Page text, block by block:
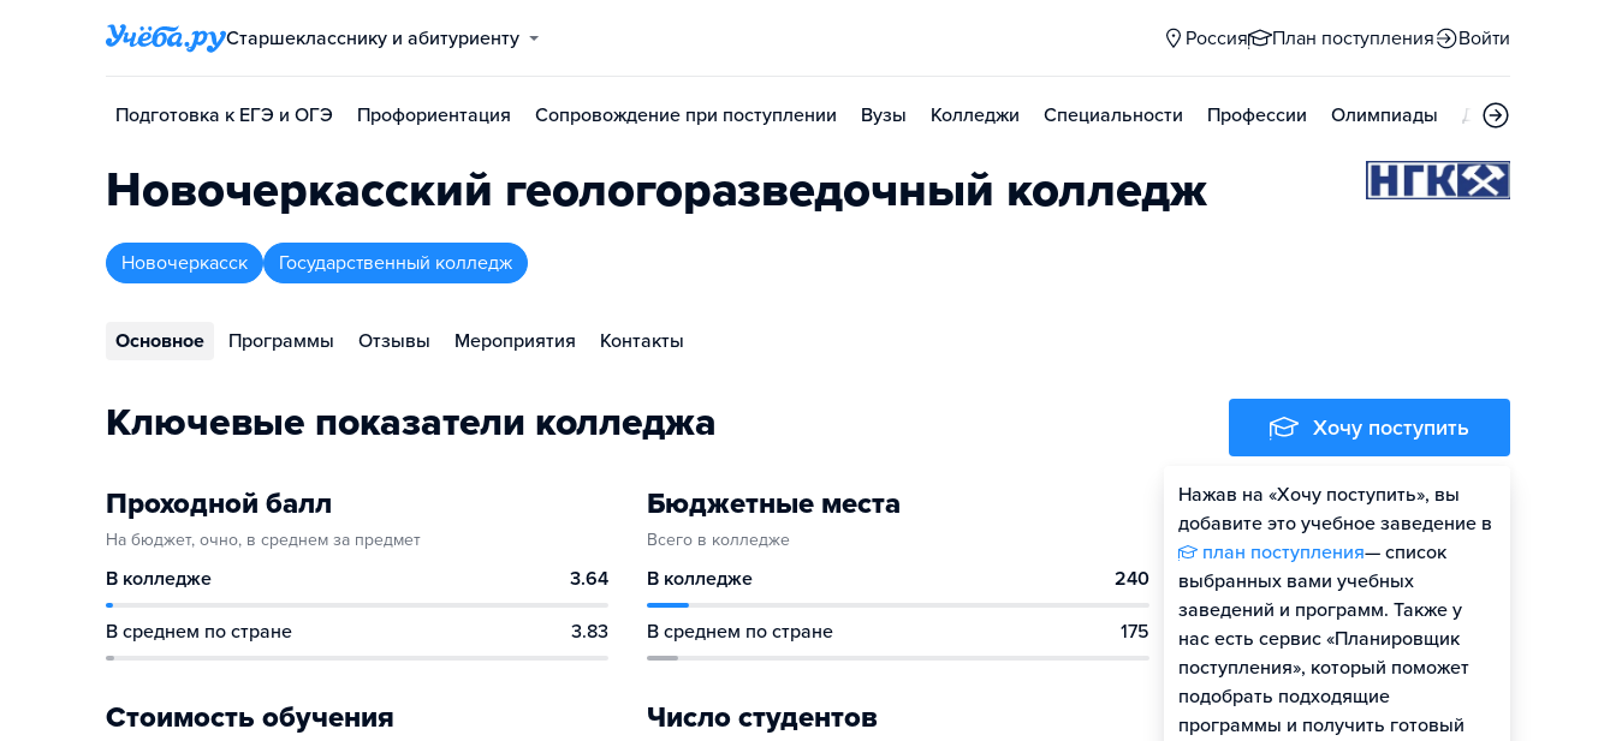
Старшекласснику и абитуриенту Россия План поступления Войти
Подготовка к ЕГЭ и ОГЭ Профориентация Сопровождение при поступлении Вузы Колледжи Специальности Профессии Олимпиады Дни открытых
Новочеркасский геологоразведочный колледж
Новочеркасск Государственный колледж
Основное Программы Отзывы Мероприятия Контакты
Ключевые показатели колледжа
Проходной балл
На бюджет, очно, в среднем за предмет
В колледже 3.64
В среднем по стране 3.83
Бюджетные места
Всего в колледже
В колледже 240
В среднем по стране 175
Стоимость обучения Число студентов
Хочу поступить
Нажав на «Хочу поступить», вы
добавите это учебное заведение в
план поступления— список
выбранных вами учебных
заведений и программ. Также у
нас есть сервис «Планировщик
поступления», который поможет
подобрать подходящие
программы и получить готовый